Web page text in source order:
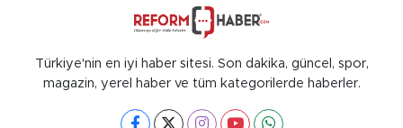
Türkiye'nin en iyi haber sitesi. Son dakika, güncel, spor,
magazin, yerel haber ve tüm kategorilerde haberler.